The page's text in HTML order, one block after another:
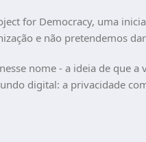
for Democracy, uma
e não pretendemos
nome - a ideia de que
digital: a privacidade